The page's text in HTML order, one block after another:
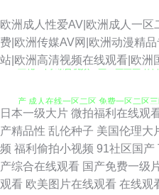
欧洲成人性爱AV|欧洲成人一
费|欧洲传媒AV网|欧洲动漫精
站|欧洲高清视频在线观看|欧洲
豆花91网 综合视频一区二区三区 韩
人艹 韩国精品一区二区 日本人妖中
91精品 桃花视频 成全电影免费看 美
日本一级大片 微拍福利在线观
产精品性 乱伦种子 美国伦理大
频 福利偷拍小视频 91社区国产
产综合在线观看 国产免费一级
观看 欧美图片在线观看 在线观